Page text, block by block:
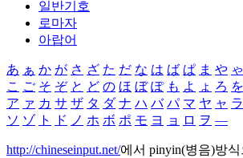
일반기호
로마자
아랍어
あ ぁ か が さ ざ た だ な は ば ぱ ま や ゃ
こ ご そ ぞ と ど の ほ ぼ ぽ も よ ょ ろ を
ア ァ カ サ ザ タ ダ ナ ハ バ パ マ ヤ ャ ラ
ソ ゾ ト ド ノ ホ ボ ポ モ ヨ ョ ロ ヲ ―
http://chineseinput.net/에서 pinyin(병음)방